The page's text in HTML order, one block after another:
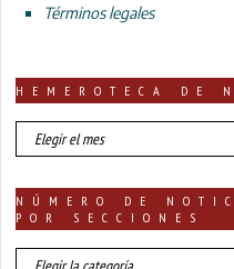
Términos legales
HEMEROTECA DE
HEMEROTECA
DE
NÚMERO DE
POR SECCIONES
número